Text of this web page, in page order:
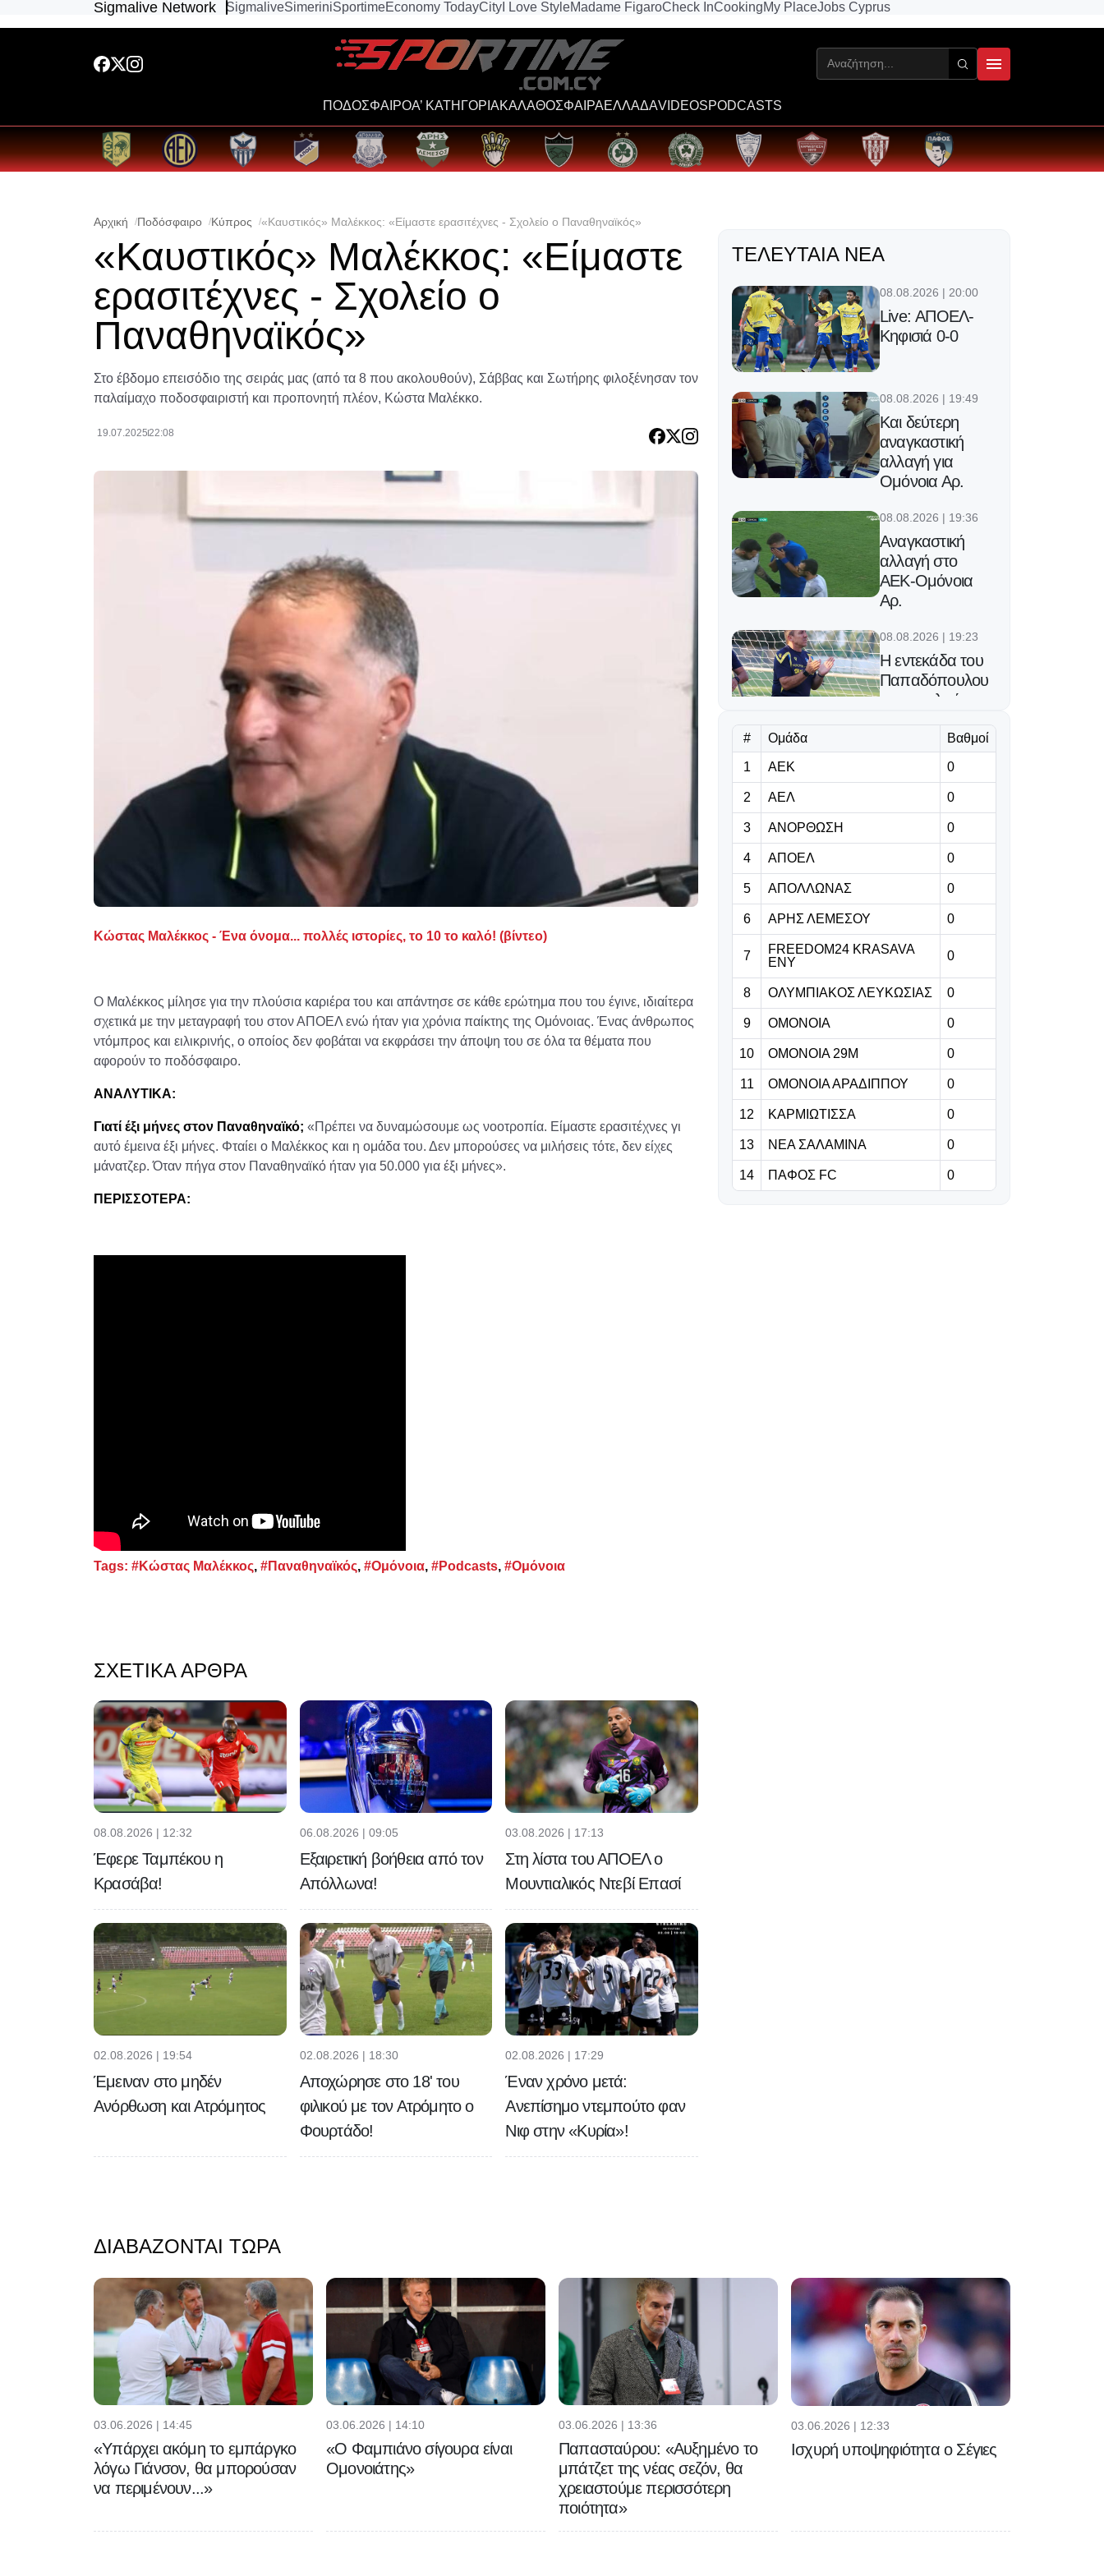
Sigmalive Network SigmaliveSimeriniSportimeEconomy TodayCity I Love StyleMadame FigaroCheck InCookingMy PlaceJobs Cyprus
ΠΟΔΟΣΦΑΙΡΟΑ’ ΚΑΤΗΓΟΡΙΑΚΑΛΑΘΟΣΦΑΙΡΑΕΛΛΑΔΑVIDEOSPODCASTS
Αρχική Ποδόσφαιρο Κύπρος «Καυστικός» Μαλέκκος: «Είμαστε ερασιτέχνες - Σχολείο ο Παναθηναϊκός»
«Καυστικός» Μαλέκκος: «Είμαστε
ερασιτέχνες - Σχολείο ο
Παναθηναϊκός»
Στο έβδομο επεισόδιο της σειράς μας (από τα 8 που ακολουθούν), Σάββας και Σωτήρης φιλοξένησαν τον
παλαίμαχο ποδοσφαιριστή και προπονητή πλέον, Κώστα Μαλέκκο.
19.07.202522:08
Κώστας Μαλέκκος - Ένα όνομα... πολλές ιστορίες, το 10 το καλό! (βίντεο)
Ο Μαλέκκος μίλησε για την πλούσια καριέρα του και απάντησε σε κάθε ερώτημα που του έγινε, ιδιαίτερα
σχετικά με την μεταγραφή του στον ΑΠΟΕΛ ενώ ήταν για χρόνια παίκτης της Ομόνοιας. Ένας άνθρωπος
ντόμπρος και ειλικρινής, ο οποίος δεν φοβάται να εκφράσει την άποψη του σε όλα τα θέματα που
αφορούν το ποδόσφαιρο.
ΑΝΑΛΥΤΙΚΑ:
Γιατί έξι μήνες στον Παναθηναϊκό; «Πρέπει να δυναμώσουμε ως νοοτροπία. Είμαστε ερασιτέχνες γι
αυτό έμεινα έξι μήνες. Φταίει ο Μαλέκκος και η ομάδα του. Δεν μπορούσες να μιλήσεις τότε, δεν είχες
μάνατζερ. Όταν πήγα στον Παναθηναϊκό ήταν για 50.000 για έξι μήνες».
ΠΕΡΙΣΣΟΤΕΡΑ:
Tags: #Κώστας Μαλέκκος, #Παναθηναϊκός, #Ομόνοια, #Podcasts, #Ομόνοια
ΣΧΕΤΙΚΆ ΆΡΘΡΑ
08.08.2026 | 12:32
Έφερε Ταμπέκου η
Κρασάβα!
06.08.2026 | 09:05
Εξαιρετική βοήθεια από τον
Απόλλωνα!
03.08.2026 | 17:13
Στη λίστα του ΑΠΟΕΛ ο
Μουντιαλικός Ντεβί Επασί
02.08.2026 | 19:54
Έμειναν στο μηδέν
Ανόρθωση και Ατρόμητος
02.08.2026 | 18:30
Αποχώρησε στο 18' του
φιλικού με τον Ατρόμητο ο
Φουρτάδο!
02.08.2026 | 17:29
Έναν χρόνο μετά:
Ανεπίσημο ντεμπούτο φαν
Νιφ στην «Κυρία»!
ΤΕΛΕΥΤΑΊΑ ΝΈΑ
08.08.2026 | 20:00
Live: ΑΠΟΕΛ-
Κηφισιά 0-0
08.08.2026 | 19:49
Και δεύτερη
αναγκαστική
αλλαγή για
Ομόνοια Αρ.
08.08.2026 | 19:36
Αναγκαστική
αλλαγή στο
ΑΕΚ-Ομόνοια
Αρ.
08.08.2026 | 19:23
Η εντεκάδα του
Παπαδόπουλου
για το φιλικό με
08.08.2026 | 19:10
Παροξυσμός για
το Απόλλων-
Μπραν:
Προπώληση
πέραν των 6000
08.08.2026 | 18:58
Live: ΑΕΚ-
Ομόνοια Αρ. 0-0
08.08.2026 | 18:46
Ανακοίνωσε
Μοχάμεντ
Λεβαδειακός
08.08.2026 | 18:33
Η δήλωση του
Τζόλη για το
πρώτο του γκολ
# Ομάδα Βαθμοί
1 ΑΕΚ 0
2 ΑΕΛ 0
3 ΑΝΟΡΘΩΣΗ 0
4 ΑΠΟΕΛ 0
5 ΑΠΟΛΛΩΝΑΣ 0
6 ΑΡΗΣ ΛΕΜΕΣΟΥ 0
7
FREEDOM24 KRASAVA
ΕΝΥ
0
8 ΟΛΥΜΠΙΑΚΟΣ ΛΕΥΚΩΣΙΑΣ 0
9 ΟΜΟΝΟΙΑ 0
10 ΟΜΟΝΟΙΑ 29Μ 0
11 ΟΜΟΝΟΙΑ ΑΡΑΔΙΠΠΟΥ 0
12 ΚΑΡΜΙΩΤΙΣΣΑ 0
13 ΝΕΑ ΣΑΛΑΜΙΝΑ 0
14 ΠΑΦΟΣ FC 0
ΔΙΑΒΆΖΟΝΤΑΙ ΤΏΡΑ
03.06.2026 | 14:45
«Υπάρχει ακόμη το εμπάργκο
λόγω Γιάνσον, θα μπορούσαν
να περιμένουν...»
03.06.2026 | 14:10
«Ο Φαμπιάνο σίγουρα είναι
Ομονοιάτης»
03.06.2026 | 13:36
Παπασταύρου: «Αυξημένο το
μπάτζετ της νέας σεζόν, θα
χρειαστούμε περισσότερη
ποιότητα»
03.06.2026 | 12:33
Ισχυρή υποψηφιότητα ο Σέγιες